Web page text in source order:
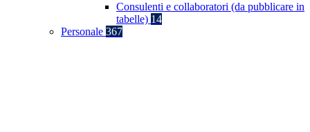
Consulenti e collaboratori (da pubblicare in
tabelle) 14
Personale 367